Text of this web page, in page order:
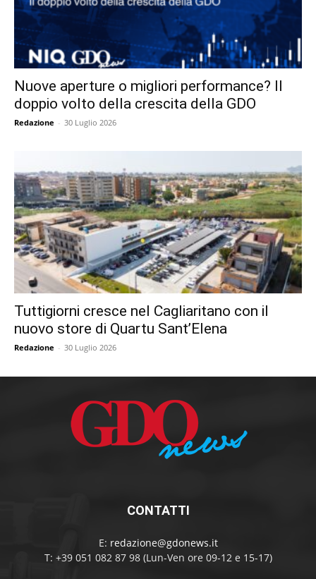
Nuove aperture o migliori performance? Il
doppio volto della crescita della GDO
Redazione - 30 Luglio 2026
Tuttigiorni cresce nel Cagliaritano con il
nuovo store di Quartu Sant’Elena
Redazione - 30 Luglio 2026
CONTATTI
E: redazione@gdonews.it
T: +39 051 082 87 98 (Lun-Ven ore 09-12 e 15-17)